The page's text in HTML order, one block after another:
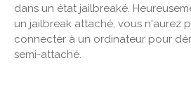
dans un état jailbreaké.
un jailbreak attaché, vous n'aurez
connecter à un ordinateur pour
semi-attaché.